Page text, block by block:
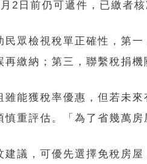
2日前仍可遞件，已繳者核
眾檢視稅單正確性，第
繳納；第三，聯繫稅捐機
能獲稅率優惠，但若未
重評估。「為了省幾萬
議，可優先選擇免稅房